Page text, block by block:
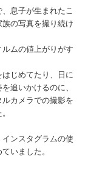
息子が生まれたこ
の写真を撮り続け
ムの値上がりがす
じめてたり、日に
追いかけるのに、
カメラでの撮影を
ンスタグラムの使
いました。